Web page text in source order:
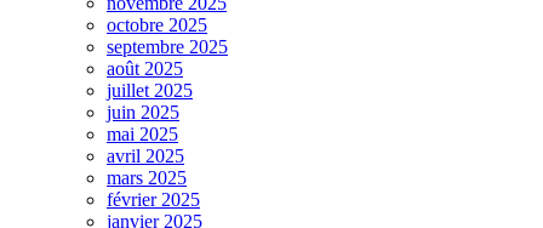
octobre 2025
septembre 2025
août 2025
juillet 2025
juin 2025
mai 2025
avril 2025
mars 2025
février 2025
janvier 2025